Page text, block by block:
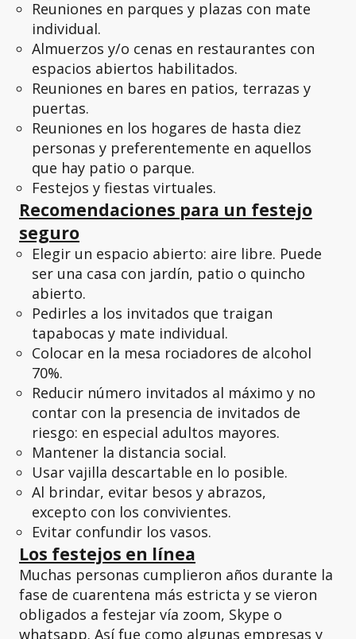
Reuniones en parques y plazas con mate
individual.
Almuerzos y/o cenas en restaurantes con
espacios abiertos habilitados.
Reuniones en bares en patios, terrazas y
puertas.
Reuniones en los hogares de hasta diez
personas y preferentemente en aquellos
que hay patio o parque.
Festejos y fiestas virtuales.
Recomendaciones para un festejo
seguro
Elegir un espacio abierto: aire libre. Puede
ser una casa con jardín, patio o quincho
abierto.
Pedirles a los invitados que traigan
tapabocas y mate individual.
Colocar en la mesa rociadores de alcohol
70%.
Reducir número invitados al máximo y no
contar con la presencia de invitados de
riesgo: en especial adultos mayores.
Mantener la distancia social.
Usar vajilla descartable en lo posible.
Al brindar, evitar besos y abrazos,
excepto con los convivientes.
Evitar confundir los vasos.
Los festejos en línea
Muchas personas cumplieron años durante la
fase de cuarentena más estricta y se vieron
obligados a festejar vía zoom, Skype o
whatsapp. Así fue como algunas empresas y